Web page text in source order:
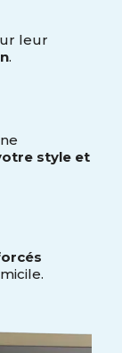
leur
.
style et